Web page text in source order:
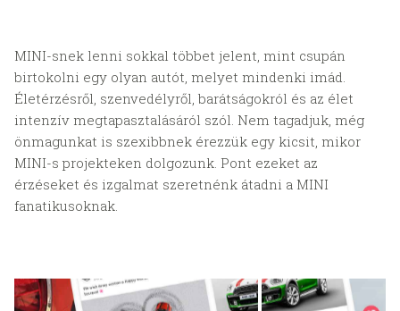
MINI-snek lenni sokkal többet jelent, mint csupán
birtokolni egy olyan autót, melyet mindenki imád.
Életérzésről, szenvedélyről, barátságokról és az élet
intenzív megtapasztalásáról szól. Nem tagadjuk, még
önmagunkat is szexibbnek érezzük egy kicsit, mikor
MINI-s projekteken dolgozunk. Pont ezeket az
érzéseket és izgalmat szeretnénk átadni a MINI
fanatikusoknak.